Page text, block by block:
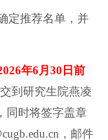
定推荐名单，并
年6月30日前
到研究生院燕凌
同时将签字盖章
，邮件